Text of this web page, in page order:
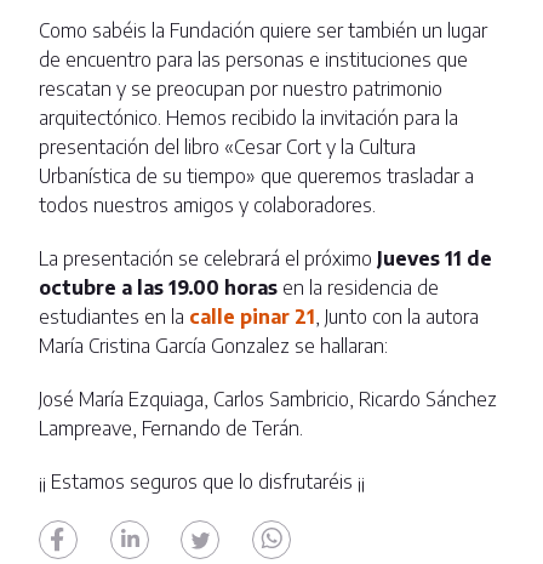
Como sabéis la Fundación quiere ser también un lugar
de encuentro para las personas e instituciones que
rescatan y se preocupan por nuestro patrimonio
arquitectónico. Hemos recibido la invitación para la
presentación del libro «Cesar Cort y la Cultura
Urbanística de su tiempo» que queremos trasladar a
todos nuestros amigos y colaboradores.
La presentación se celebrará el próximo Jueves 11 de
octubre a las 19.00 horas en la residencia de
estudiantes en la calle pinar 21, Junto con la autora
María Cristina García Gonzalez se hallaran:
José María Ezquiaga, Carlos Sambricio, Ricardo Sánchez
Lampreave, Fernando de Terán.
¡¡ Estamos seguros que lo disfrutaréis ¡¡